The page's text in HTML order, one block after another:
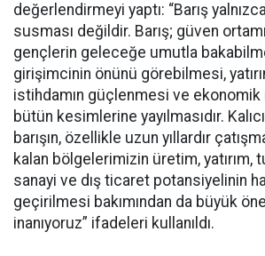
değerlendirmeyi yaptı: “Barış
susması değildir. Barış; güven
gençlerin geleceğe umutla
girişimcinin önünü görebilmesi,
istihdamın güçlenmesi ve ekonomik
bütün kesimlerine yayılmasıdır.
barışın, özellikle uzun yıllardır
kalan bölgelerimizin üretim, yatırım,
sanayi ve dış ticaret potansiyelinin
geçirilmesi bakımından da büyük
inanıyoruz” ifadeleri kullanıldı.